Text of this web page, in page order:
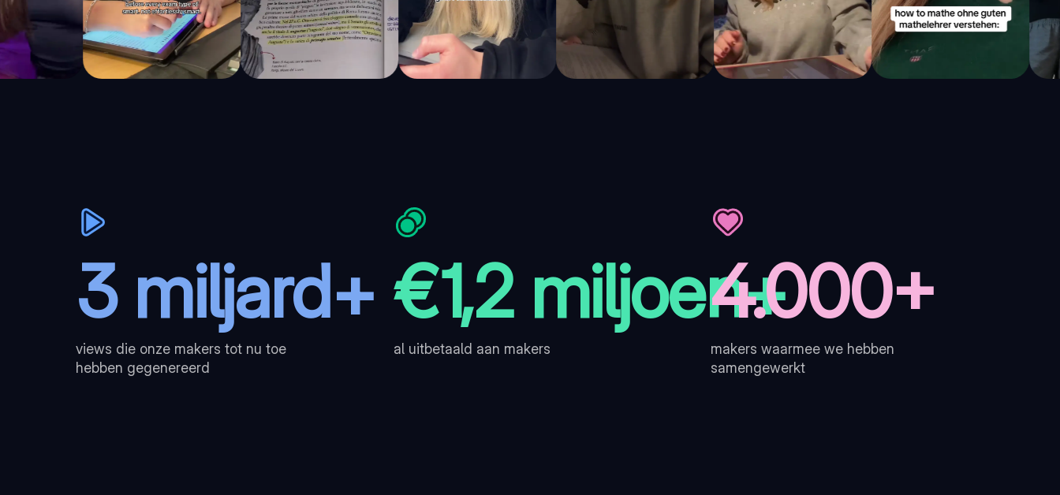
3 miljard+
views die onze makers tot nu toe
hebben gegenereerd
€1,2 miljoen+
al uitbetaald aan makers
4.000+
makers waarmee we hebben
samengewerkt